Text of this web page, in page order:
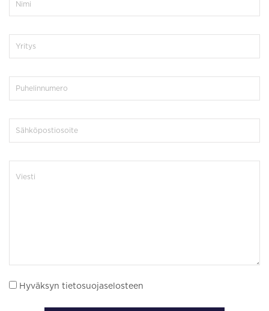
Hyväksyn tietosuojaselosteen